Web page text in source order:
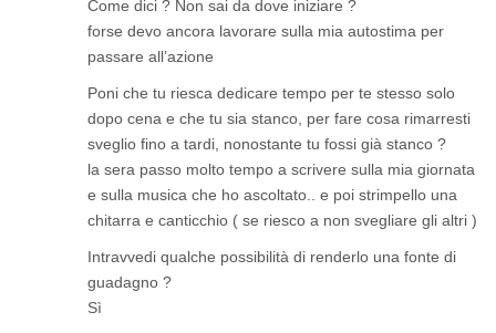
Come dici ? Non sai da dove iniziare ?
forse devo ancora lavorare sulla mia autostima per
passare all’azione
Poni che tu riesca dedicare tempo per te stesso solo
dopo cena e che tu sia stanco, per fare cosa rimarresti
sveglio fino a tardi, nonostante tu fossi già stanco ?
la sera passo molto tempo a scrivere sulla mia giornata
e sulla musica che ho ascoltato.. e poi strimpello una
chitarra e canticchio ( se riesco a non svegliare gli altri )
Intravvedi qualche possibilità di renderlo una fonte di
guadagno ?
Sì